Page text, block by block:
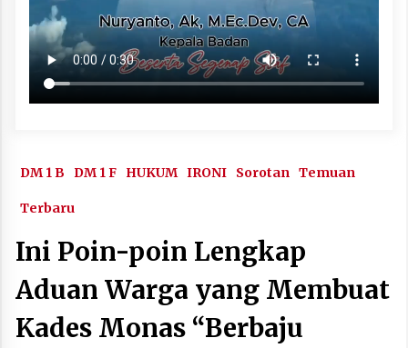
DM 1 B DM 1 F HUKUM IRONI Sorotan Temuan
Terbaru
Ini Poin-poin Lengkap
Aduan Warga yang Membuat
Kades Monas “Berbaju